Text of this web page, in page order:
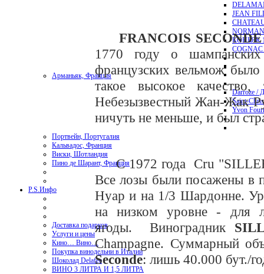
JEAN
КОНЬЯК
Арманьяк, Франция
Darroze /
Saint-
Yvon
Портвейн, Португалия
Кальвадос, Франция
Виски, Шотландия
Пино де Шарант, Франция
P.S.Инфо
Доставка подарков
Услуги и цены
Кино… Вино…
Покупка винодельни в Италии
Шоколад Delafee
ВИНО 3 ЛИТРА И 1,5 ЛИТРА
FRANCOIS
1770 году о
французских вельмож
такое высокое
Небезызвестный Жан-Жак
ничуть не меньше, и был
С 1972 года Cru
Все лозы были посажены в
Нуар и на 1/3 Шардонне.
на низком уровне - для
ягоды. Виноградник
Champagne. Суммарный
Seconde: лишь 40.000 бут./